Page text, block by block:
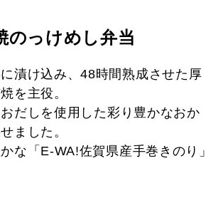
のっけめし弁当
漬け込み、48時間熟成させた厚
を主役。
だしを使用した彩り豊かなおか
ました。
な「E-WA!佐賀県産手巻きのり」